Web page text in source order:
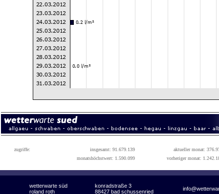
zugriffe: insgesamt: 91.679.139
aktueller monat:
monatshöchstwert: 1.590.099
vorheriger monat:
wetterwarte süd konradstraße 3
roland roth 88427 bad schussenried